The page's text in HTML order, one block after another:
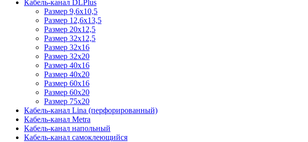
Кабель-канал DLPlus
Размер 9,6х10,5
Размер 12,6х13,5
Размер 20х12,5
Размер 32х12,5
Размер 32х16
Размер 32х20
Размер 40х16
Размер 40х20
Размер 60х16
Размер 60х20
Размер 75х20
Кабель-канал Lina (перфорированный)
Кабель-канал Metra
Кабель-канал напольный
Кабель-канал самоклеющийся